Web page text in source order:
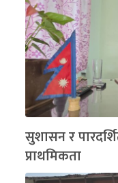
सुशासन र
प्राथमिकता